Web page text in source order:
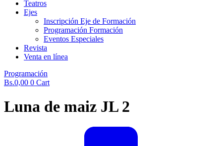
Teatros
Ejes
Inscripción Eje de Formación
Programación Formación
Eventos Especiales
Revista
Venta en línea
Programación
Bs.0,00 0 Cart
Luna de maiz JL 2